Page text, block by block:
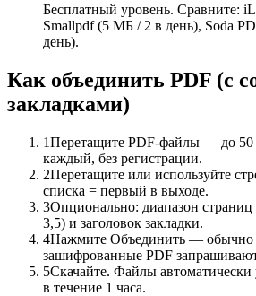
Бесплатный уровень. Сравните:
Smallpdf (5 МБ / 2 в день), Soda
день).
Как объединить PDF (с
закладками)
1Перетащите PDF-файлы — до 50
каждый, без регистрации.
2Перетащите или используйте
списка = первый в выходе.
3Опционально: диапазон
3,5) и заголовок закладки.
4Нажмите Объединить — обычно
зашифрованные PDF
5Скачайте. Файлы автоматически
в течение 1 часа.